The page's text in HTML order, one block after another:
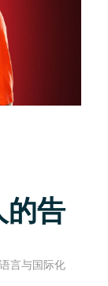
的告
语言与国际化